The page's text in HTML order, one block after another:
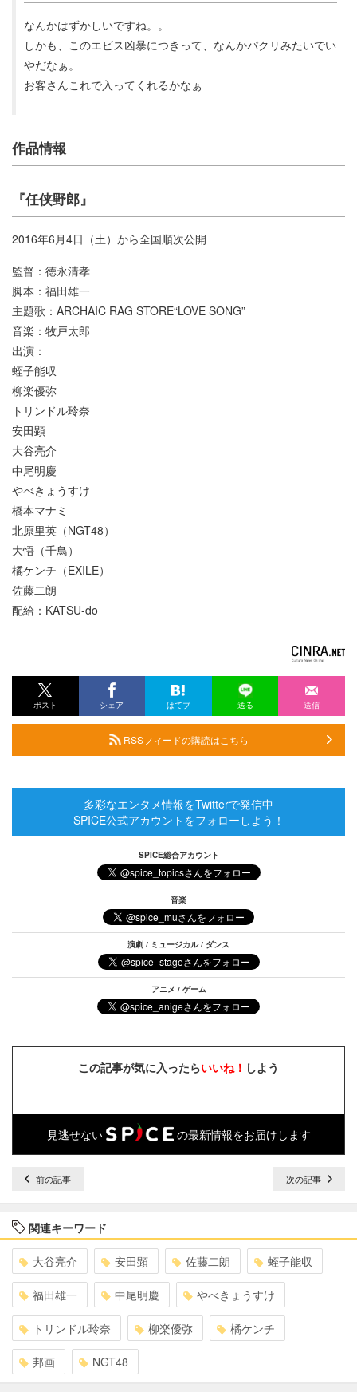
なんかはずかしいですね。。
しかも、このエビス凶暴につきって、なんかパクリみたいでい
やだなぁ。
お客さんこれで入ってくれるかなぁ
作品情報
『任侠野郎』
2016年6月4日（土）から全国順次公開
監督：徳永清孝
脚本：福田雄一
主題歌：ARCHAIC RAG STORE“LOVE SONG”
音楽：牧戸太郎
出演：
蛭子能収
柳楽優弥
トリンドル玲奈
安田顕
大谷亮介
中尾明慶
やべきょうすけ
橋本マナミ
北原里英（NGT48）
大悟（千鳥）
橘ケンチ（EXILE）
佐藤二朗
配給：KATSU-do
ポスト シェア はてブ 送る 送信
RSSフィードの購読はこちら
多彩なエンタメ情報をTwitterで発信中
SPICE公式アカウントをフォローしよう！
SPICE総合アカウント
音楽
演劇 / ミュージカル / ダンス
アニメ / ゲーム
この記事が気に入ったらいいね！ しよう
見逃せない の最新情報をお届けします
前の記事 次の記事
関連キーワード
大谷亮介 安田顕 佐藤二朗 蛭子能収
福田雄一 中尾明慶 やべきょうすけ
トリンドル玲奈 柳楽優弥 橘ケンチ
邦画 NGT48